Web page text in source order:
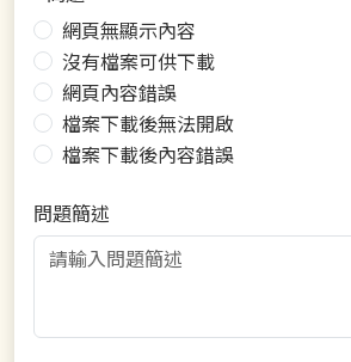
網頁無顯示內容
沒有檔案可供下載
網頁內容錯誤
檔案下載後無法開啟
檔案下載後內容錯誤
問題簡述